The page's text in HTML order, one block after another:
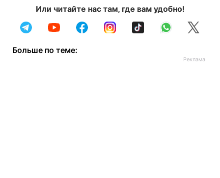
Или читайте нас там, где вам удобно!
Больше по теме: